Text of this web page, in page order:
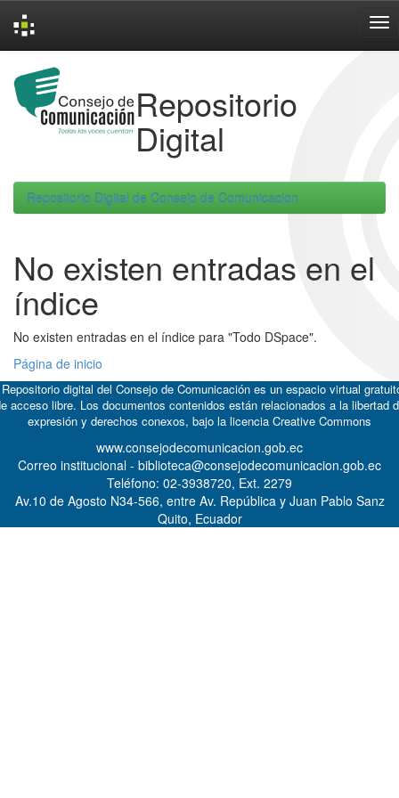
navigation
Repositorio
Digital
Repositorio Digital de Consejo de Comunicacion
No existen entradas en el
índice
No existen entradas en el índice para "Todo DSpace".
Página de inicio
digital del Consejo de Comunicación es un espacio virtual
acceso libre. Los documentos contenidos están relacionados a la libertad
expresión y derechos conexos, bajo la licencia Creative Commons
www.consejodecomunicacion.gob.ec
Correo institucional - biblioteca@consejodecomunicacion.gob.ec
Teléfono: 02-3938720, Ext. 2279
Av.10 de Agosto N34-566, entre Av. República y Juan Pablo Sanz
Quito, Ecuador